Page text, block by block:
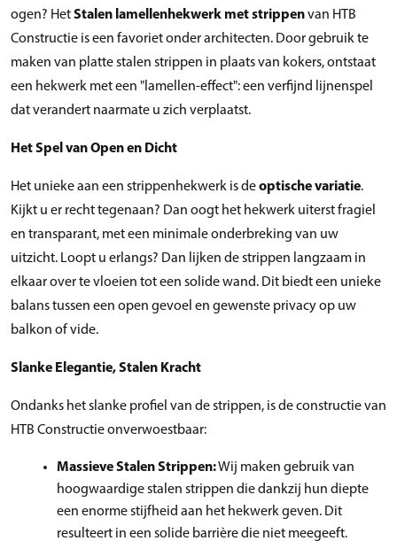
ogen? HetStalen lamellenhekwerk met strippenvan HTB
Constructie is een favoriet onder architecten. Door gebruik te
maken van platte stalen strippen in plaats van kokers, ontstaat
een hekwerk met een "lamellen-effect": een verfijnd lijnenspel
dat verandert naarmate u zich verplaatst.
Het Spel van Open en Dicht
Het unieke aan een strippenhekwerk is deoptische variatie.
Kijkt u er recht tegenaan? Dan oogt het hekwerk uiterst fragiel
en transparant, met een minimale onderbreking van uw
uitzicht. Loopt u erlangs? Dan lijken de strippen langzaam in
elkaar over te vloeien tot een solide wand. Dit biedt een unieke
balans tussen een open gevoel en gewenste privacy op uw
balkon of vide.
Slanke Elegantie, Stalen Kracht
Ondanks het slanke profiel van de strippen, is de constructie van
HTB Constructie onverwoestbaar:
Massieve Stalen Strippen:Wij maken gebruik van
hoogwaardige stalen strippen die dankzij hun diepte
een enorme stijfheid aan het hekwerk geven. Dit
resulteert in een solide barrière die niet meegeeft.